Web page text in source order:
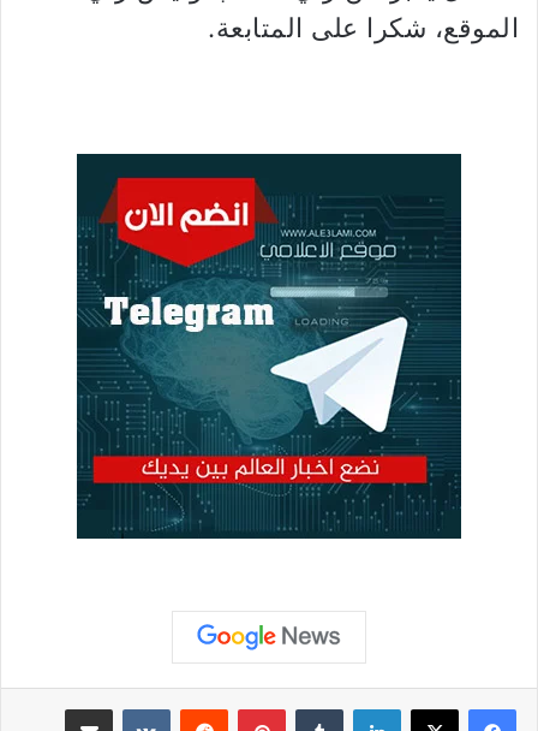
الموقع، شكرا على المتابعة.
لينكدإن بينتيريست مشاركة عبر البريد